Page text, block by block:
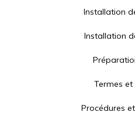
Installation
Installation
Termes
Procédures